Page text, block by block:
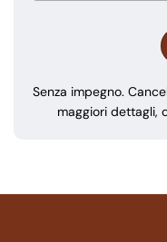
Senza impegno.
maggiori dettagli,